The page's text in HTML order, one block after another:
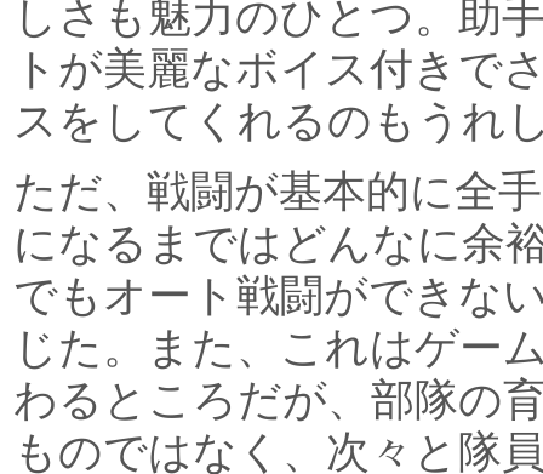
しさも魅力のひとつ。助
トが美麗なボイス付きで
スをしてくれるのもうれ
ただ、戦闘が基本的に全
になるまではどんなに余
でもオート戦闘ができな
じた。また、これはゲー
わるところだが、部隊の
ものではなく、次々と隊